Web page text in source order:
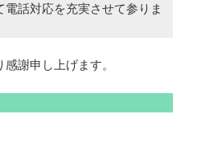
話対応を充実させて参りま
謝申し上げます。